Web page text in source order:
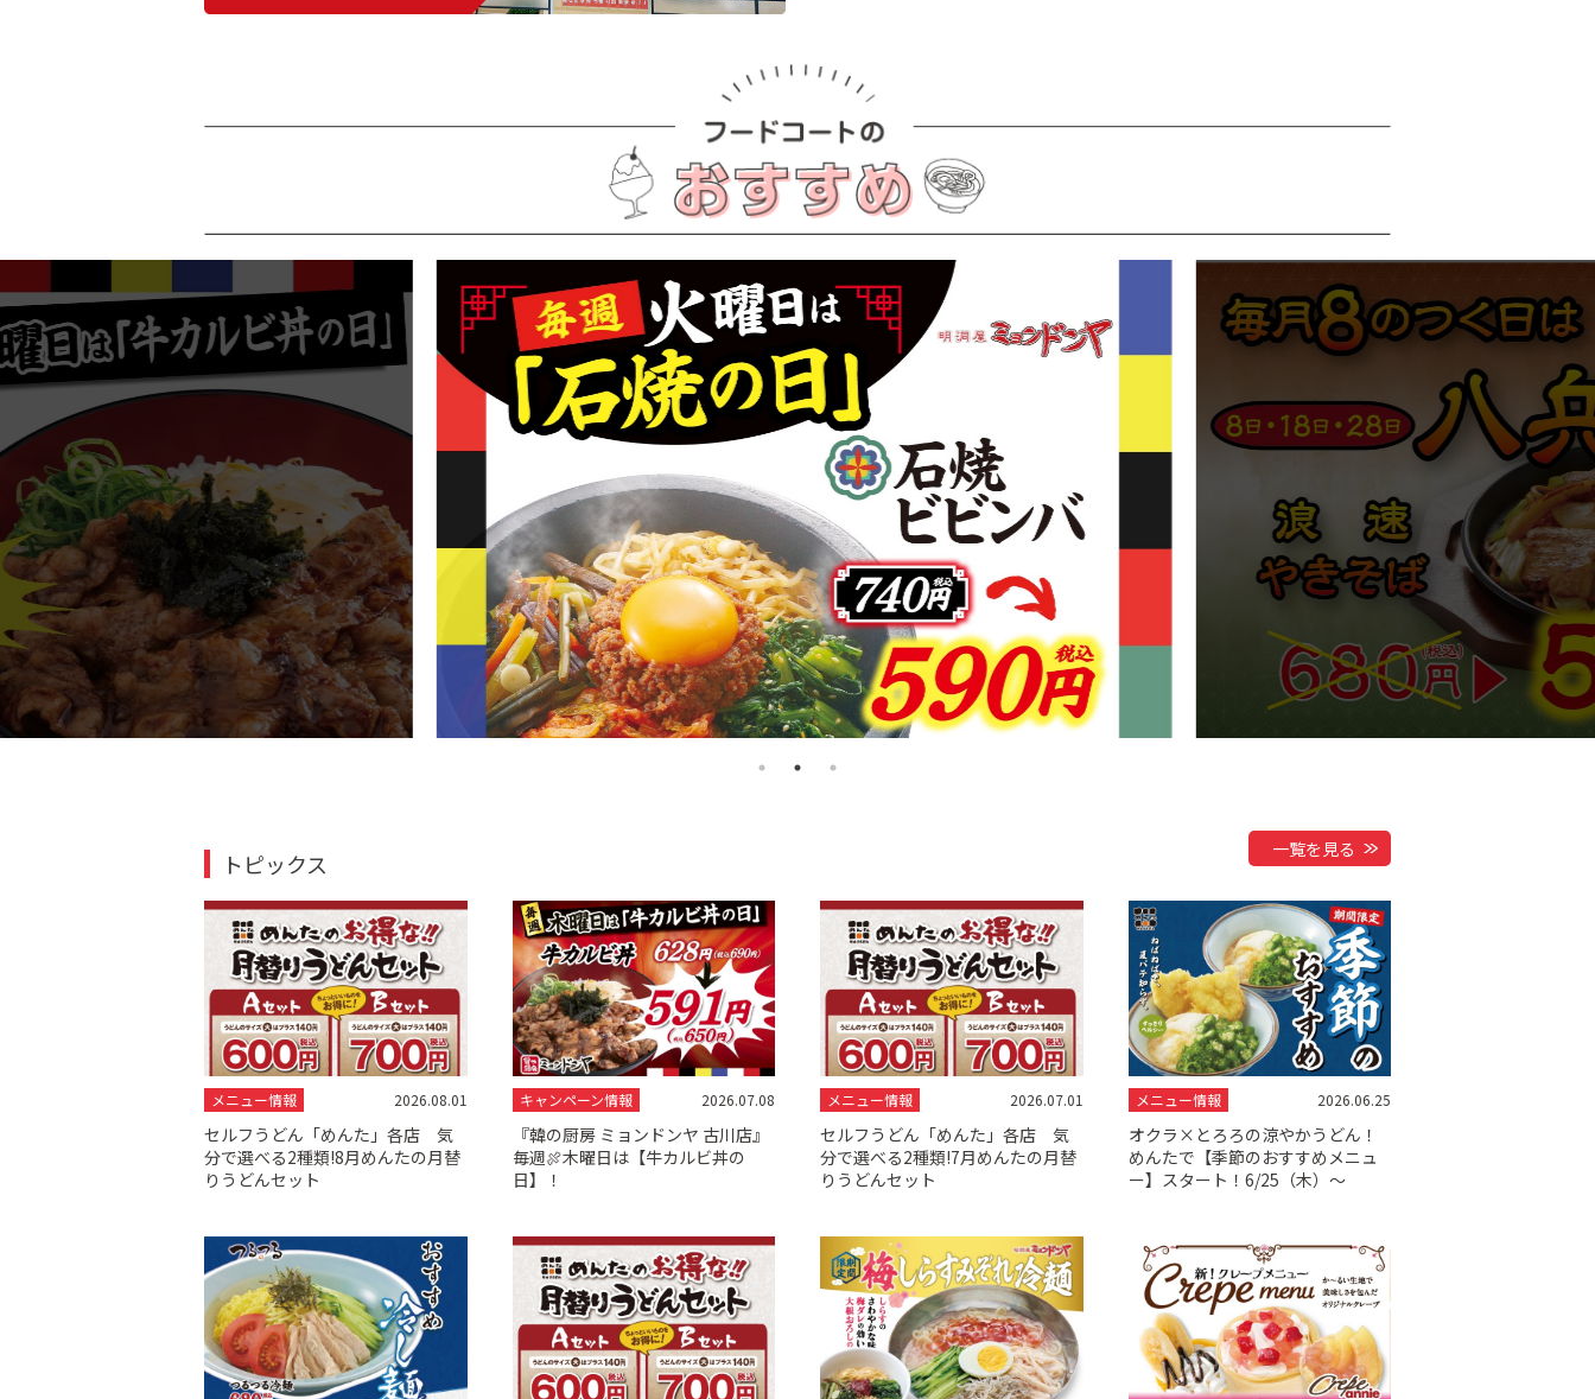
トピックス 一覧を見る
メニュー情報 2026.08.01
セルフうどん「めんた」各店 気
分で選べる2種類!8月めんたの月替
りうどんセット
キャンペーン情報 2026.07.08
『韓の厨房 ミョンドンヤ 古川店』
毎週🍖木曜日は【牛カルビ丼の
日】！
メニュー情報 2026.07.01
セルフうどん「めんた」各店 気
分で選べる2種類!7月めんたの月替
りうどんセット
メニュー情報 2026.06.25
オクラ×とろろの涼やかうどん！
めんたで【季節のおすすめメニュ
ー】スタート！6/25（木）～